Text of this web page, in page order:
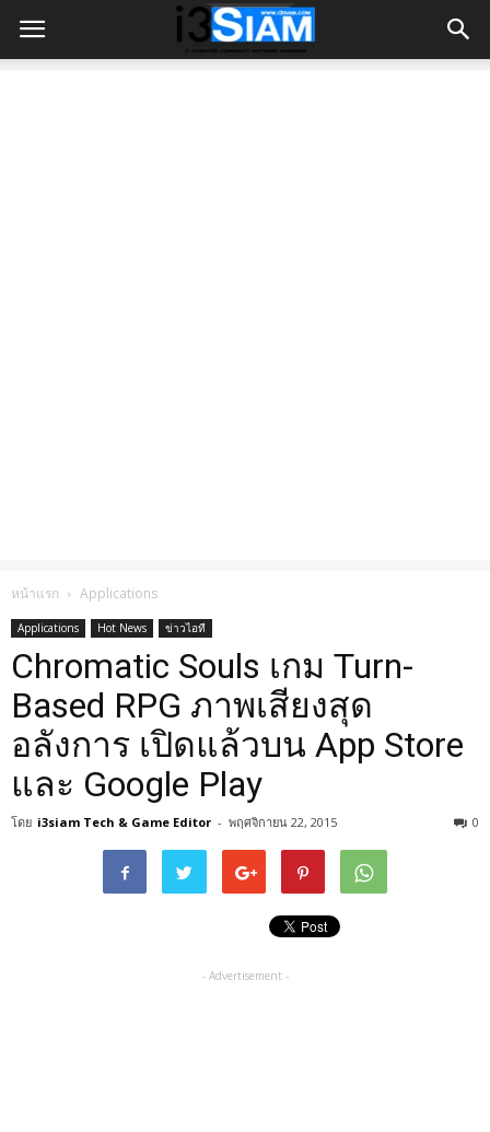
หน้าแรก Applications
Applications Hot News ข่าวไอที
Chromatic Souls เกม Turn-
Based RPG ภาพเสียงสุด
อลังการ เปิดแล้วบน App Store
และ Google Play
โดย i3siam Tech & Game Editor - พฤศจิกายน 22, 2015 0
- Advertisement -